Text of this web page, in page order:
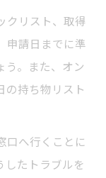
クリスト、取得
申請日までに準
う。また、オン
の持ち物リスト
口へ行くことに
したトラブルを